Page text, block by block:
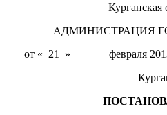
Курганская
АДМИНИСТРАЦИЯ
от «_21_»_______февраля